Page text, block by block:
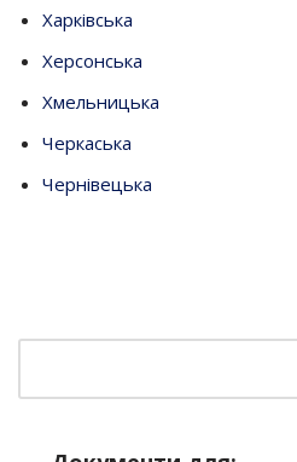
Харківська
Херсонська
Хмельницька
Черкаська
Чернівецька